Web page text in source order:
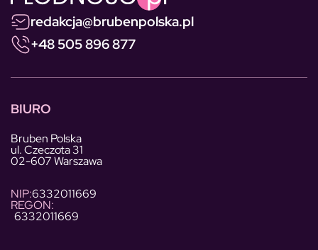
redakcja@brubenpolska.pl
+48 505 896 877
BIURO
Bruben Polska
ul. Czeczota 31
02-607 Warszawa
NIP:6332011669
REGON:
6332011669